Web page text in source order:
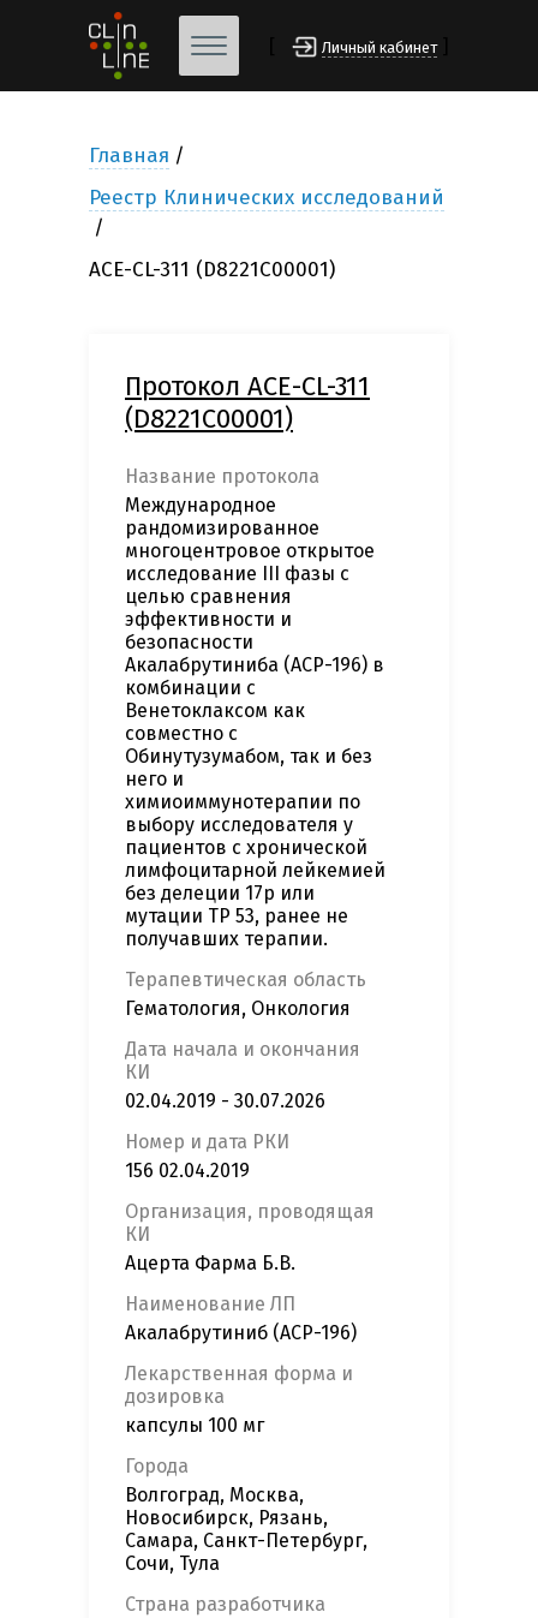
Личный кабинет
Главная
Реестр Клинических исследований
ACE-CL-311 (D8221C00001)
Протокол ACE-CL-311
(D8221C00001)
Название протокола
Международное
рандомизированное
многоцентровое открытое
исследование III фазы с
целью сравнения
эффективности и
безопасности
Акалабрутиниба (ACP-196) в
комбинации с
Венетоклаксом как
совместно с
Обинутузумабом, так и без
него и
химиоиммунотерапии по
выбору исследователя у
пациентов с хронической
лимфоцитарной лейкемией
без делеции 17р или
мутации ТР 53, ранее не
получавших терапии.
Терапевтическая область
Гематология, Онкология
Дата начала и окончания
КИ
02.04.2019 - 30.07.2026
Номер и дата РКИ
156 02.04.2019
Организация, проводящая
КИ
Ацерта Фарма Б.В.
Наименование ЛП
Акалабрутиниб (ACP-196)
Лекарственная форма и
дозировка
капсулы 100 мг
Города
Волгоград, Москва,
Новосибирск, Рязань,
Самара, Санкт-Петербург,
Сочи, Тула
Страна разработчика